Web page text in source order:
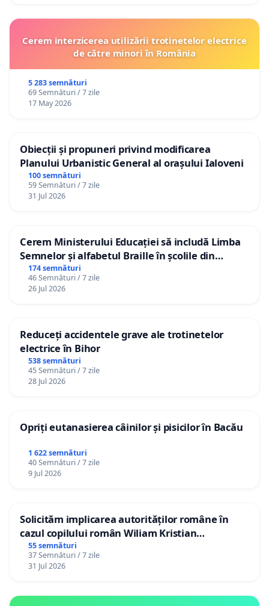
Cerem interzicerea utilizării trotinetelor electrice
de către minori în România
5 283 semnături
69 Semnături / 7 zile
17 May 2026
Obiecții și propuneri privind modificarea
Planului Urbanistic General al orașului Ialoveni
100 semnături
59 Semnături / 7 zile
31 Jul 2026
Cerem Ministerului Educației să includă Limba
Semnelor și alfabetul Braille în școlile din
Republica Moldova!
174 semnături
46 Semnături / 7 zile
26 Jul 2026
Reduceți accidentele grave ale trotinetelor
electrice în Bihor
538 semnături
45 Semnături / 7 zile
28 Jul 2026
Opriți eutanasierea câinilor și pisicilor în Bacău
1 622 semnături
40 Semnături / 7 zile
9 Jul 2026
Solicităm implicarea autorităților române în
cazul copilului român Wiliam Kristian
Gheorghe, aflat în plasament în Danemarca de
12 ani
55 semnături
37 Semnături / 7 zile
31 Jul 2026